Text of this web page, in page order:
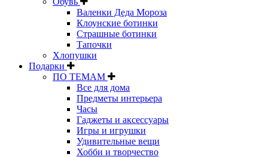
Валенки Деда Мороза
Клоунские ботинки
Страшные ботинки
Тапочки
Хлопушки
Подарки
ПО ТЕМАМ
Все для дома
Предметы интерьера
Часы
Гаджеты и аксессуары
Игры и игрушки
Удивительные вещи
Хобби и творчество